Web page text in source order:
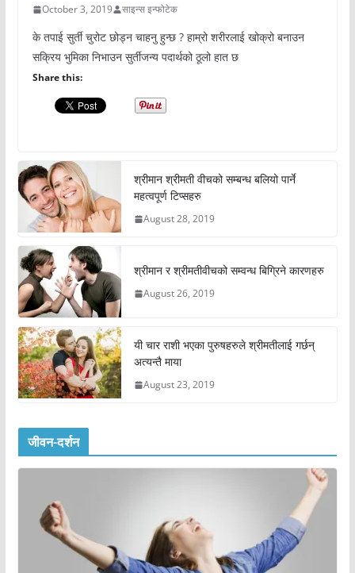
October 3, 2019 साइन्स इन्फोटेक
के तपाई सुर्ती चुरोट छोड्न चाहनु हुन्छ ? हाम्रो शरीरलाई खोक्रो बनाउन
सक्रिय भुमिका निभाउन सुर्तीजन्य पदार्थको ठूलो हात छ
Share this:
श्रीमान श्रीमती वीचको सम्बन्ध बलियो पार्ने
महत्वपूर्ण टिप्सहरु
August 28, 2019
श्रीमान र श्रीमतीवीचको सम्वन्ध बिग्रिने कारणहरु
August 26, 2019
यी चार राशी भएका पुरुषहरुले श्रीमतीलाई गर्छन्
अत्यन्तै माया
August 23, 2019
जीवन-दर्शन